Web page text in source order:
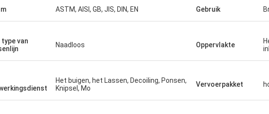
ASTM, AISI, GB, JIS, DIN, EN Gebruik
van
Naadloos Oppervlakte
Het buigen, het Lassen, Decoiling, Ponsen,
Knipsel, Mo
Vervoerpakket